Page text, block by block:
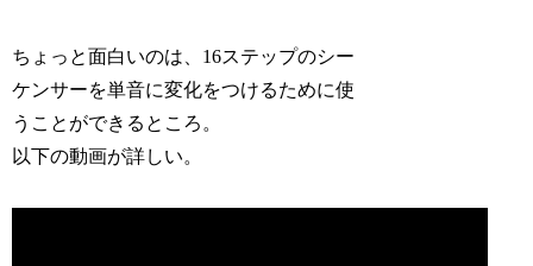
ちょっと面白いのは、16ステップのシー
ケンサーを単音に変化をつけるために使
うことができるところ。
以下の動画が詳しい。